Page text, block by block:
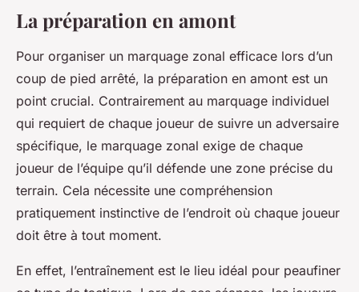
La préparation en amont
Pour organiser un marquage zonal efficace lors d’un
coup de pied arrêté, la préparation en amont est un
point crucial. Contrairement au marquage individuel
qui requiert de chaque joueur de suivre un adversaire
spécifique, le marquage zonal exige de chaque
joueur de l’équipe qu’il défende une zone précise du
terrain. Cela nécessite une compréhension
pratiquement instinctive de l’endroit où chaque joueur
doit être à tout moment.
En effet, l’entraînement est le lieu idéal pour peaufiner